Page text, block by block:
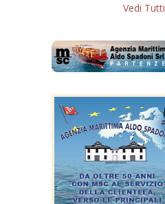
Vedi Tutti